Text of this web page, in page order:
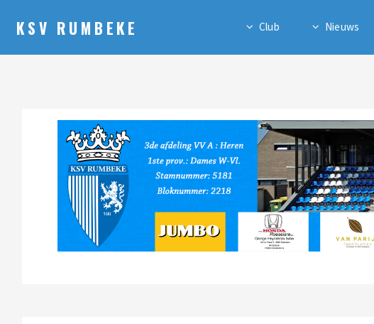
KSV RUMBEKE Club Nieuws